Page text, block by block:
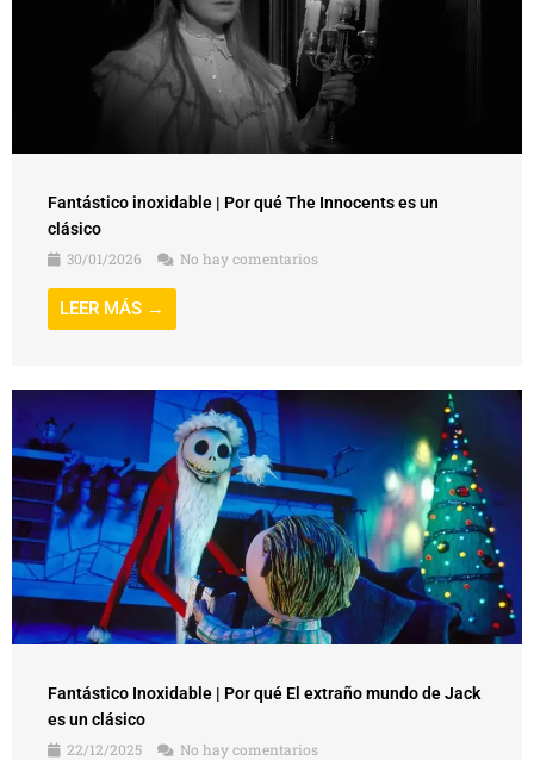
Fantástico inoxidable | Por qué The Innocents es un
clásico
30/01/2026
No hay comentarios
LEER MÁS →
Fantástico Inoxidable | Por qué El extraño mundo de Jack
es un clásico
22/12/2025
No hay comentarios